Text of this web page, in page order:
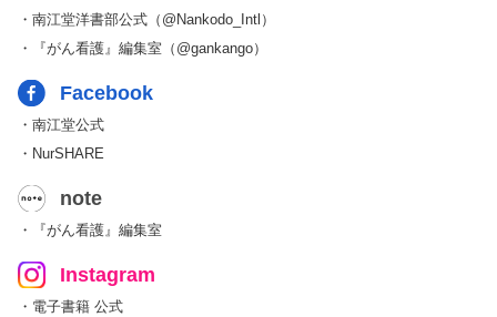
・南江堂洋書部公式（@Nankodo_Intl）
・『がん看護』編集室（@gankango）
Facebook
・南江堂公式
・NurSHARE
note
・『がん看護』編集室
Instagram
・電子書籍 公式